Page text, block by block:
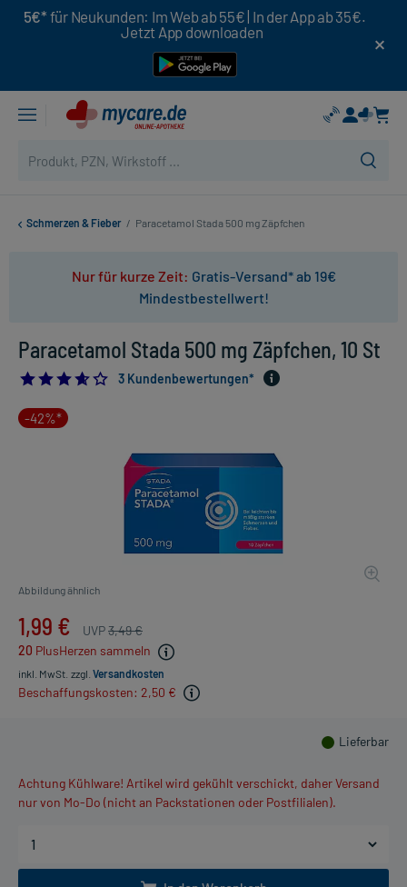
5€* für Neukunden: Im Web ab 55€ | In der App ab 35€.
Jetzt App downloaden
Schmerzen & Fieber / Paracetamol Stada 500 mg Zäpfchen
Nur für kurze Zeit: Gratis-Versand* ab 19€
Mindestbestellwert!
Paracetamol Stada 500 mg Zäpfchen, 10 St
3.6666666666666665
3 Kundenbewertungen*
-42%*
Abbildung ähnlich
1,99 € UVP3,49 €
20 PlusHerzen sammeln
inkl. MwSt. zzgl. Versandkosten
Beschaffungskosten: 2,50 €
Lieferbar
Achtung Kühlware! Artikel wird gekühlt verschickt, daher Versand
nur von Mo-Do (nicht an Packstationen oder Postfilialen).